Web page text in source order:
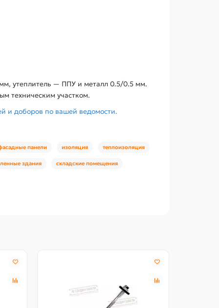
утеплитель — ППУ и металл 0.5/0.5 мм.
техническим участком.
и доборов по вашей ведомости.
панели изоляция теплоизоляция
здания складские помещения